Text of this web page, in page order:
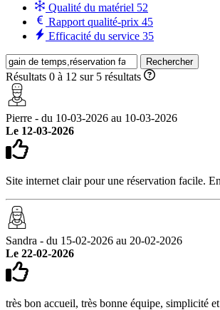
Qualité du matériel 52
Rapport qualité-prix 45
Efficacité du service 35
Rechercher
Résultats 0 à 12 sur 5 résultats
Pierre - du 10-03-2026 au 10-03-2026
Le 12-03-2026
Site internet clair pour une réservation facile.
Sandra - du 15-02-2026 au 20-02-2026
Le 22-02-2026
très bon accueil, très bonne équipe, simplicité